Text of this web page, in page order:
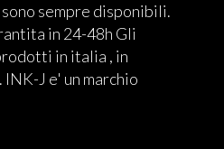
sempre disponibili.
in 24-48h Gli
in italia , in
J e' un marchio